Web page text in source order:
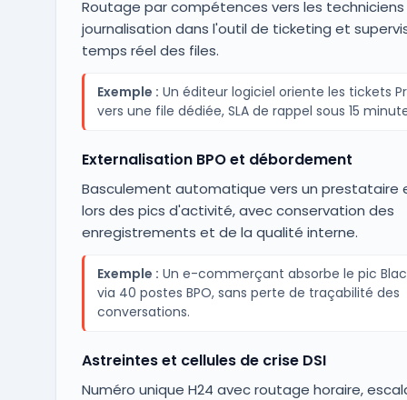
Routage par compétences vers les techniciens
journalisation dans l'outil de ticketing et
temps réel des files.
Exemple : Un éditeur logiciel oriente les tickets
vers une file dédiée, SLA de rappel sous 15
Externalisation BPO et débordement
Basculement automatique vers un prestataire
lors des pics d'activité, avec conservation des
enregistrements et de la qualité interne.
Exemple : Un e-commerçant absorbe le pic
via 40 postes BPO, sans perte de traçabilité des
conversations.
Astreintes et cellules de crise DSI
Numéro unique H24 avec routage horaire,